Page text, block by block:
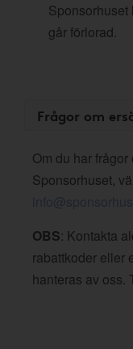
Sponsorhuset
går förlorad.
Frågor om
Om du har
Sponsorhuset,
OBS: Kontakta
rabattkoder eller
hanteras av oss.